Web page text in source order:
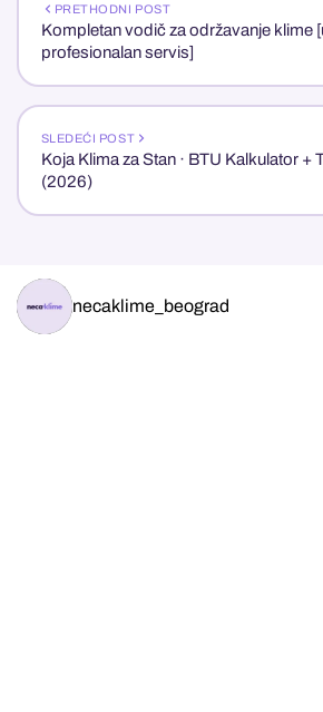
PRETHODNI POST
Kompletan vodič za održavanje klime
profesionalan servis]
SLEDEĆI POST
Koja Klima za Stan · BTU Kalkulator +
(2026)
necaklime_beograd